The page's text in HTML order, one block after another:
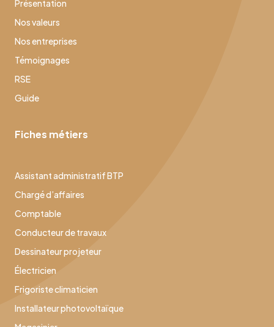
Présentation
Nos valeurs
Nos entreprises
Témoignages
RSE
Guide
Fiches métiers
Assistant administratif BTP
Chargé d’affaires
Comptable
Conducteur de travaux
Dessinateur projeteur
Électricien
Frigoriste climaticien
Installateur photovoltaïque